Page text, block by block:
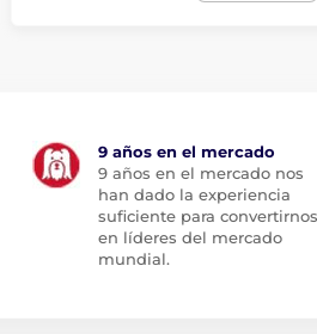
9 años en el mercado
9 años en el mercado nos
han dado la experiencia
suficiente para convertirnos
en líderes del mercado
mundial.